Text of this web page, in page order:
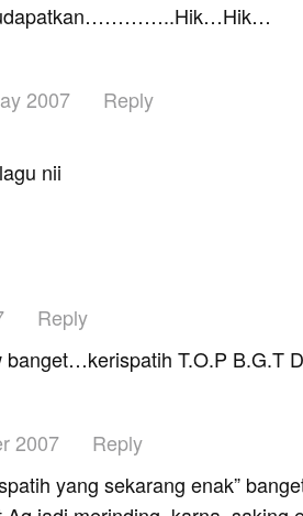
2007
Reply
nii
Reply
banget…kerispatih T.O.P B.G.T
2007
Reply
yang sekarang enak”